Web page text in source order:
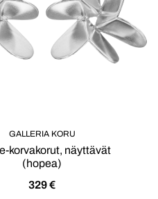
GALLERIA KORU
korvakorut, näyttävät
(hopea)
329€